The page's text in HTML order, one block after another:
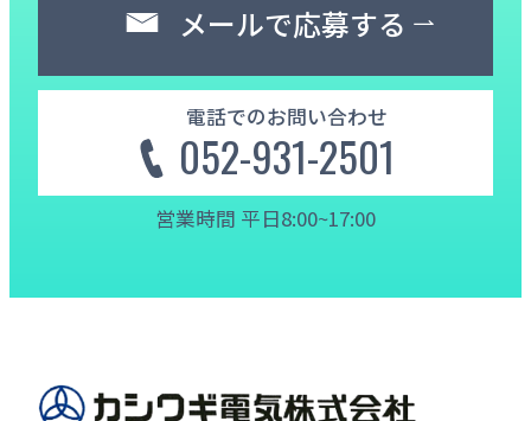
メールで応募する
電話でのお問い合わせ
052-931-2501
営業時間 平日8:00~17:00